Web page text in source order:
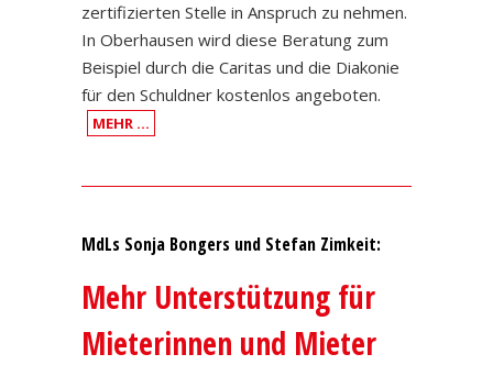
zertifizierten Stelle in Anspruch zu nehmen.
In Oberhausen wird diese Beratung zum
Beispiel durch die Caritas und die Diakonie
für den Schuldner kostenlos angeboten.
MEHR …
MdLs Sonja Bongers und Stefan Zimkeit:
Mehr Unterstützung für
Mieterinnen und Mieter